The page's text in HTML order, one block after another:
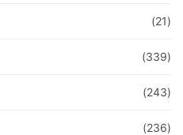
(21)
(339)
(243)
(236)